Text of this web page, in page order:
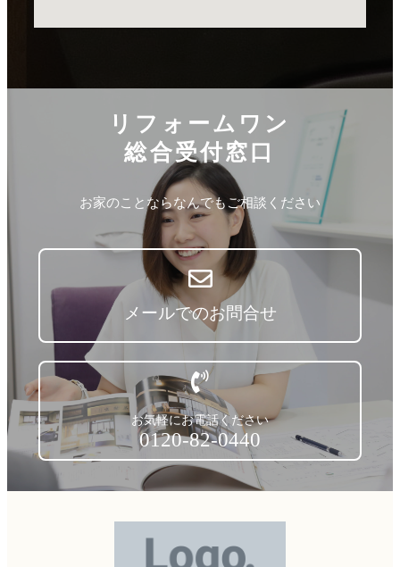
リフォームワン
総合受付窓口
お家のことならなんでもご相談ください
メールでのお問合せ
お気軽にお電話ください
0120-82-0440